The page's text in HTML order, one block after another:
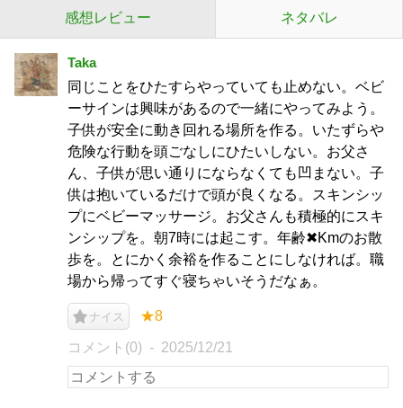
感想レビュー ネタバレ
Taka
同じことをひたすらやっていても止めない。ベビ
ーサインは興味があるので一緒にやってみよう。
子供が安全に動き回れる場所を作る。いたずらや
危険な行動を頭ごなしにひたいしない。お父さ
ん、子供が思い通りにならなくても凹まない。子
供は抱いているだけで頭が良くなる。スキンシッ
プにベビーマッサージ。お父さんも積極的にスキ
ンシップを。朝7時には起こす。年齢✖︎Kmのお散
歩を。とにかく余裕を作ることにしなければ。職
場から帰ってすぐ寝ちゃいそうだなぁ。
ナイス ★8
コメント(0) 2025/12/21